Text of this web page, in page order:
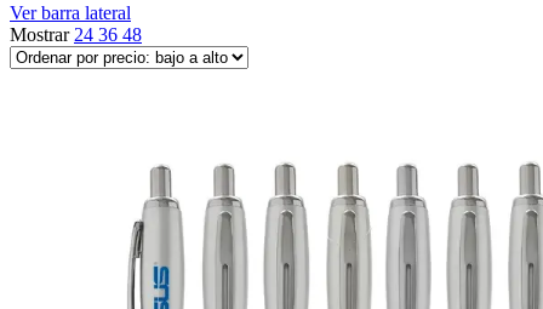
Ver barra lateral
Mostrar 24 36 48